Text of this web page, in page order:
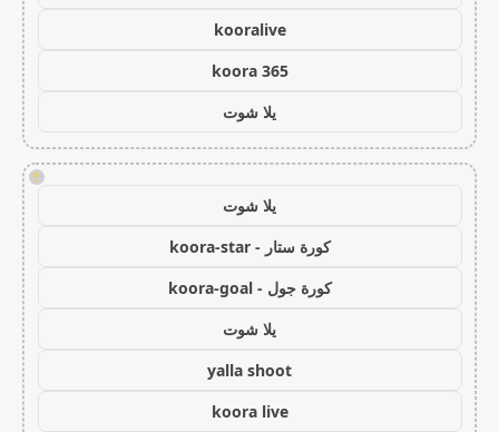
kooralive
koora 365
يلا شوت
!
يلا شوت
كورة ستار - koora-star
كورة جول - koora-goal
يلا شوت
yalla shoot
koora live